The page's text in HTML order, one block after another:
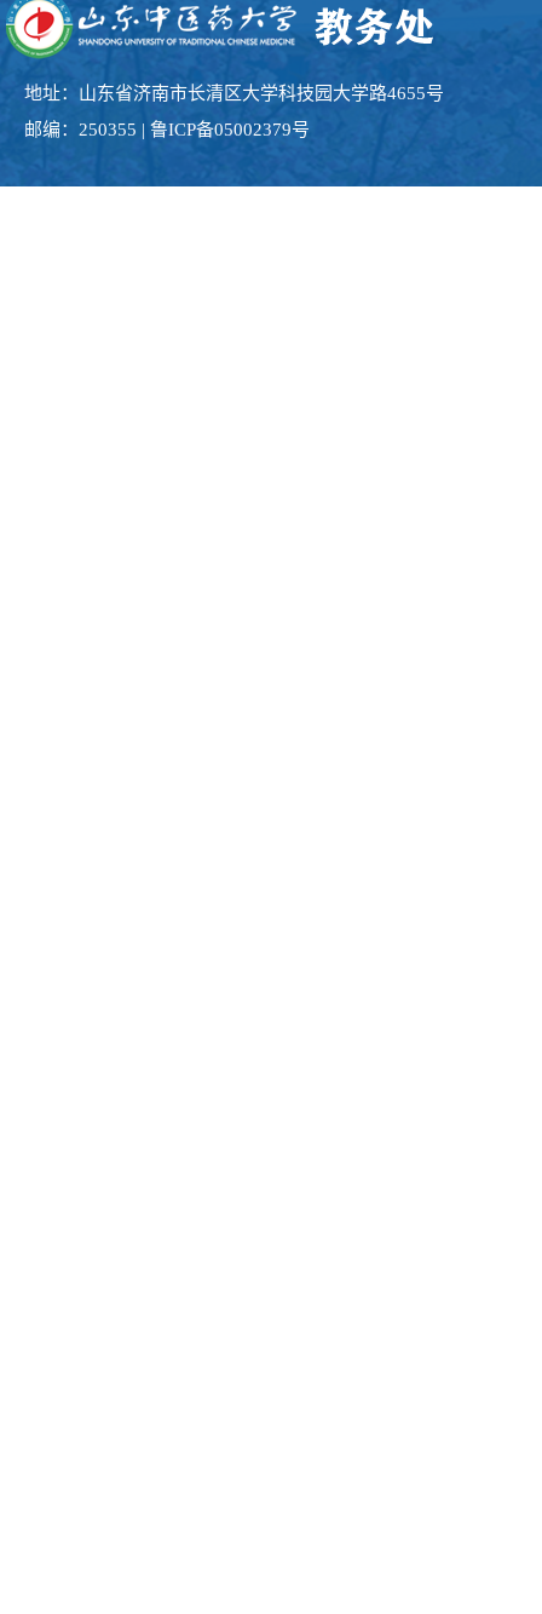
地址：山东省济南市长清区大学科技园大学路4655号
邮编：250355 | 鲁ICP备05002379号